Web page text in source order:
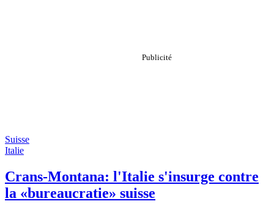
Suisse
Italie
Crans-Montana: l'Italie s'insurge contre
la «bureaucratie» suisse